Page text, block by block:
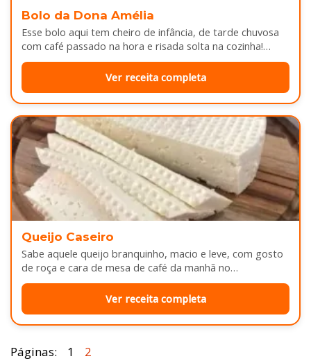
Bolo da Dona Amélia
Esse bolo aqui tem cheiro de infância, de tarde chuvosa
com café passado na hora e risada solta na cozinha!…
Ver receita completa
Queijo Caseiro
Sabe aquele queijo branquinho, macio e leve, com gosto
de roça e cara de mesa de café da manhã no…
Ver receita completa
Páginas: 1 2